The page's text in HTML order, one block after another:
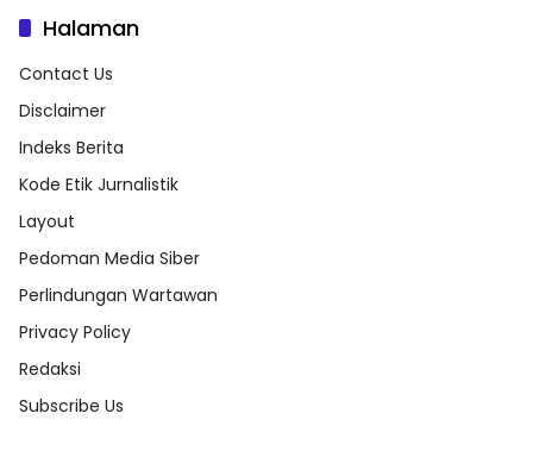
Halaman
Contact Us
Disclaimer
Indeks Berita
Kode Etik Jurnalistik
Layout
Pedoman Media Siber
Perlindungan Wartawan
Privacy Policy
Redaksi
Subscribe Us